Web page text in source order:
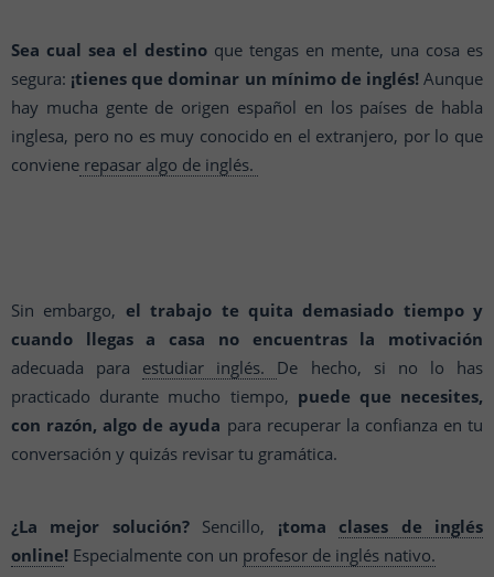
Sea cual sea el destino que tengas en mente, una cosa es
segura: ¡tienes que dominar un mínimo de inglés!Aunque
hay mucha gente de origen español en los países de habla
inglesa, pero no es muy conocido en el extranjero, por lo que
conviene repasar algo de inglés.
Sin embargo, el trabajo te quita demasiado tiempo y
cuando llegas a casa no encuentras la motivación
adecuada para estudiar inglés. De hecho, si no lo has
practicado durante mucho tiempo, puede que necesites,
con razón, algo de ayuda para recuperar la confianza en tu
conversación y quizás revisar tu gramática.
¿La mejor solución?Sencillo, ¡toma clases de inglés
online! Especialmente con un profesor de inglés nativo.